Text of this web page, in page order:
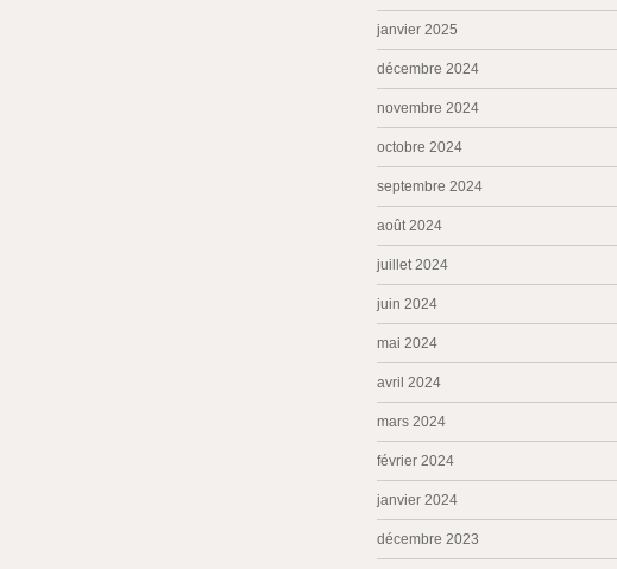
janvier 2025
décembre 2024
novembre 2024
octobre 2024
septembre 2024
août 2024
juillet 2024
juin 2024
mai 2024
avril 2024
mars 2024
février 2024
janvier 2024
décembre 2023